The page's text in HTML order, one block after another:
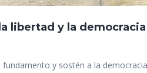
libertad y la democracia
y sostén a la